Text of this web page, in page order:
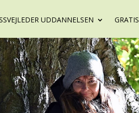
UDDANNELSEN GRATIS